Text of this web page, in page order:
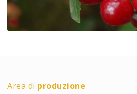
Area di produzione